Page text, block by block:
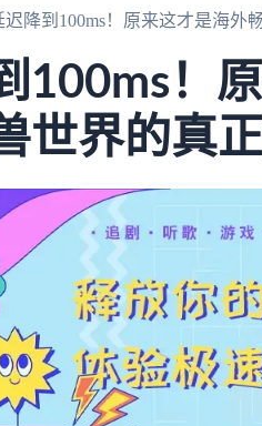
迟降到100ms！原来这才是海外
100ms！
世界的真